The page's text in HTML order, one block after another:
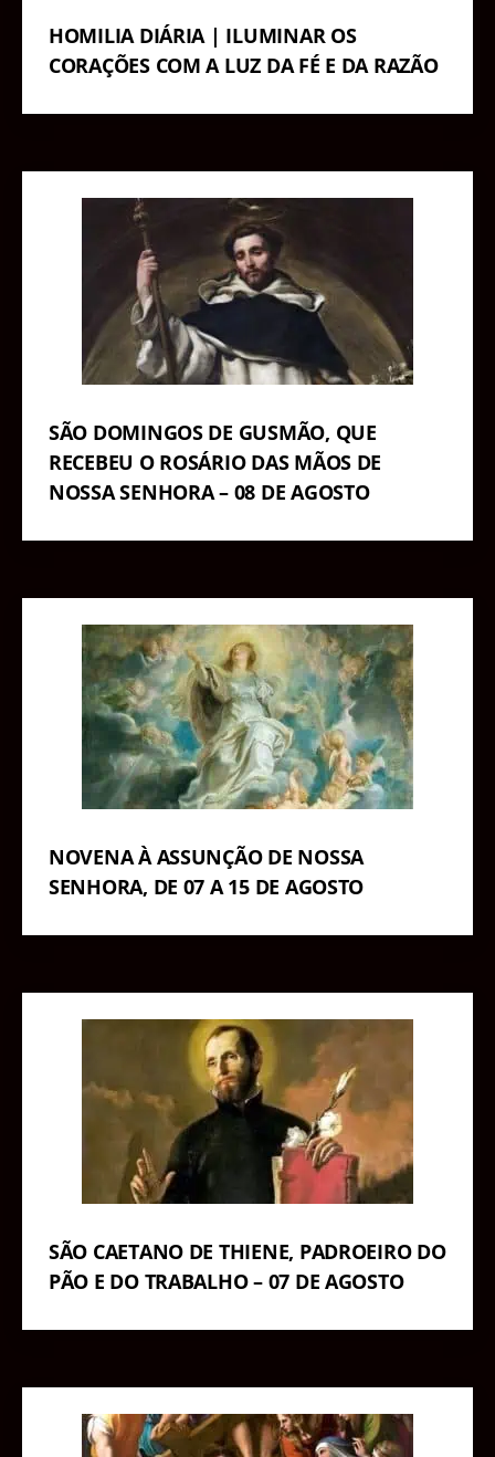
HOMILIA DIÁRIA | ILUMINAR OS
CORAÇÕES COM A LUZ DA FÉ E DA RAZÃO
SÃO DOMINGOS DE GUSMÃO, QUE
RECEBEU O ROSÁRIO DAS MÃOS DE
NOSSA SENHORA – 08 DE AGOSTO
NOVENA À ASSUNÇÃO DE NOSSA
SENHORA, DE 07 A 15 DE AGOSTO
SÃO CAETANO DE THIENE, PADROEIRO DO
PÃO E DO TRABALHO – 07 DE AGOSTO